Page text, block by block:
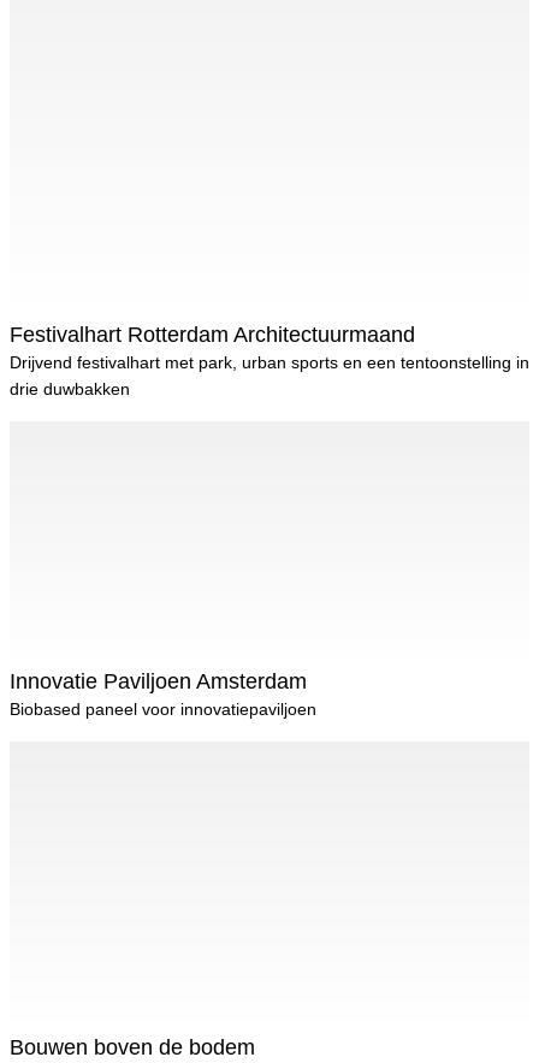
Festivalhart Rotterdam Architectuurmaand
Drijvend festivalhart met park, urban sports en een tentoonstelling in
drie duwbakken
Innovatie Paviljoen Amsterdam
Biobased paneel voor innovatiepaviljoen
Bouwen boven de bodem